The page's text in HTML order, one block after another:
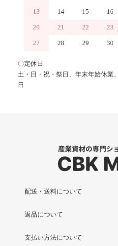
13 14 15 16
20 21 22 23
27 28 29 30
〇定休日
土・日・祝・祭日、年末年始休業
日
配送・送料について
返品について
支払い方法について